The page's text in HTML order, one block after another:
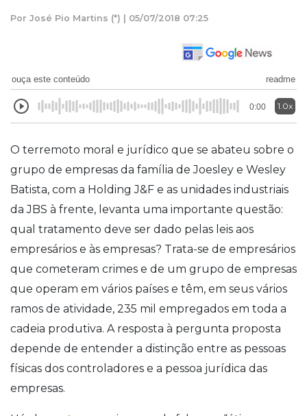
Por José Pio Martins (*) | 05/07/2018 07:25
ouça este conteúdo readme
0:00 1.0x
O terremoto moral e jurídico que se abateu sobre o
grupo de empresas da família de Joesley e Wesley
Batista, com a Holding J&F e as unidades industriais
da JBS à frente, levanta uma importante questão:
qual tratamento deve ser dado pelas leis aos
empresários e às empresas? Trata-se de empresários
que cometeram crimes e de um grupo de empresas
que operam em vários países e têm, em seus vários
ramos de atividade, 235 mil empregados em toda a
cadeia produtiva. A resposta à pergunta proposta
depende de entender a distinção entre as pessoas
físicas dos controladores e a pessoa jurídica das
empresas.